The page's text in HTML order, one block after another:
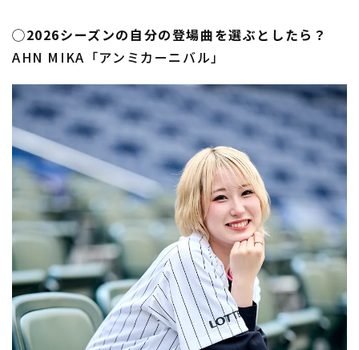
◯2026シーズンの自分の登場曲を選ぶとしたら？
AHN MIKA「アンミカーニバル」